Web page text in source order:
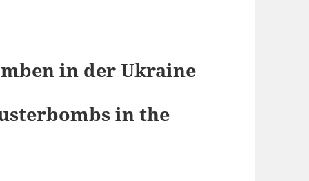
in der Ukraine
in the